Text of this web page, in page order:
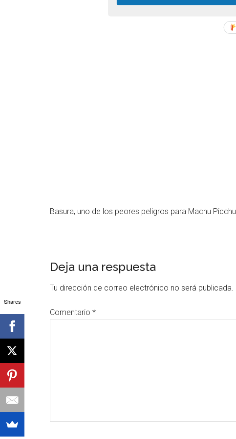
Basura, uno de los peores peligros para Machu Picchu
Interacciones
con
lectores
Deja una respuesta
Tu dirección de correo electrónico no será publicada.
Comentario *
Shares